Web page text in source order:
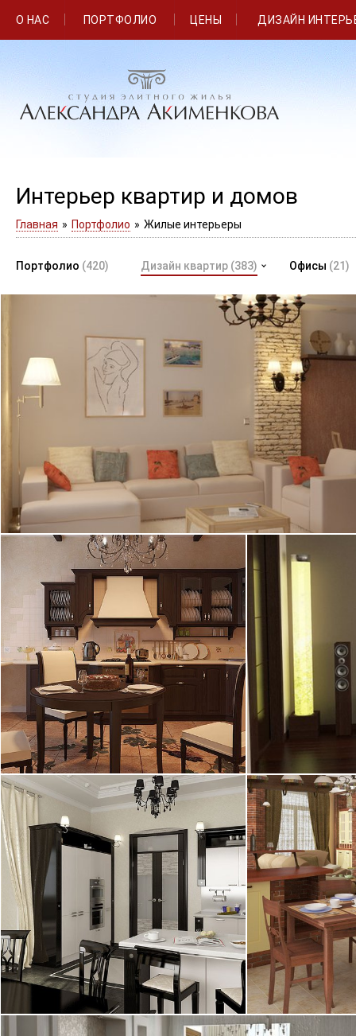
О НАС ПОРТФОЛИО ЦЕНЫ ДИЗАЙН
Интерьер квартир и домов
Главная » Портфолио » Жилые интерьеры
Портфолио (420) Дизайн квартир (383) Офисы (21)
квартира, 115 м
24.02.2009
квартира, 105 м
23.01.2009
квартира, 115
29.12.2008
квартира, 155 м
04.12.2008
квартира, 145
02.12.2008